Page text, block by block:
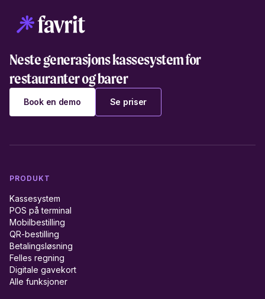
Neste generasjons kassesystem for
restauranter og barer
Book en demo Se priser
PRODUKT
Kassesystem
POS på terminal
Mobilbestilling
QR-bestilling
Betalingsløsning
Felles regning
Digitale gavekort
Alle funksjoner